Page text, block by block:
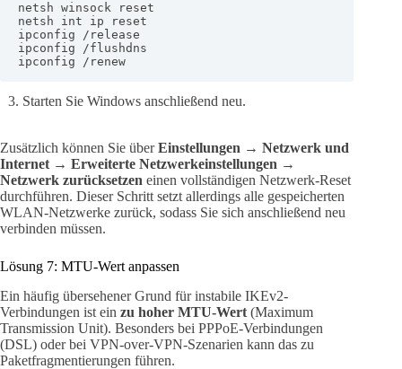
netsh winsock reset
netsh int ip reset
ipconfig /release
ipconfig /flushdns
ipconfig /renew
Starten Sie Windows anschließend neu.
Zusätzlich können Sie überEinstellungen → Netzwerk und
Internet → Erweiterte Netzwerkeinstellungen →
Netzwerk zurücksetzen einen vollständigen Netzwerk-Reset
durchführen. Dieser Schritt setzt allerdings alle gespeicherten
WLAN-Netzwerke zurück, sodass Sie sich anschließend neu
verbinden müssen.
Lösung 7: MTU-Wert anpassen
Ein häufig übersehener Grund für instabile IKEv2-
Verbindungen ist ein zu hoher MTU-Wert (Maximum
Transmission Unit). Besonders bei PPPoE-Verbindungen
(DSL) oder bei VPN-over-VPN-Szenarien kann das zu
Paketfragmentierungen führen.